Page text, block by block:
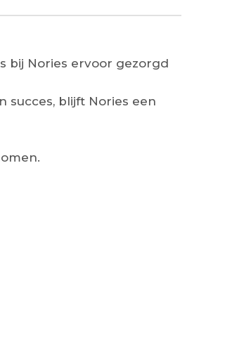
bij Nories ervoor gezorgd
blijft Nories een